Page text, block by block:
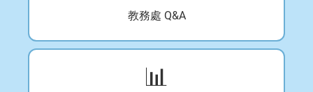
教務處 Q&A
📊